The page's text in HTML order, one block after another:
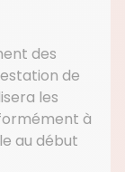
des
de
les
à
au début